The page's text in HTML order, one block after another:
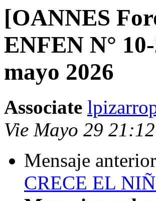
[OANNES
ENFEN N°
mayo 2026
Associate
Vie Mayo 29
Mensaje
CRECE EL